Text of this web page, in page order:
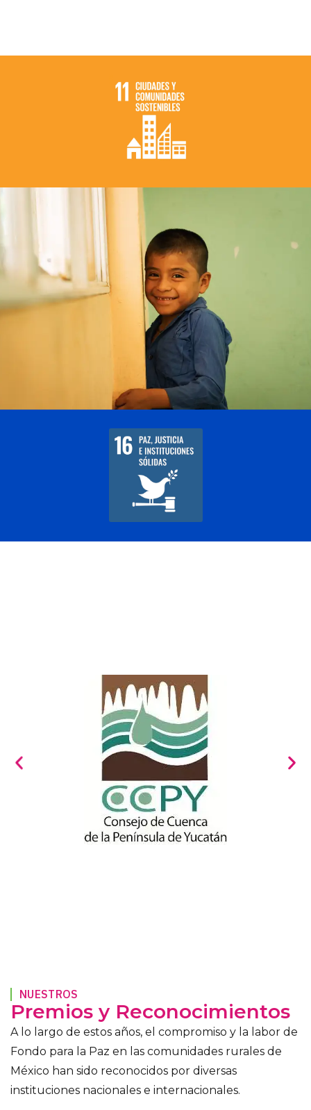
NUESTROS
Premios y Reconocimientos
A lo largo de estos años, el compromiso y la labor de
Fondo para la Paz en las comunidades rurales de
México han sido reconocidos por diversas
instituciones nacionales e internacionales.